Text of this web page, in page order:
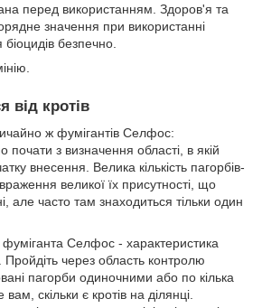
перед використанням. Здоров'я та
значення при використанні
безпечно.
від кротів
ж фумігантів Селфос:
почати з визначення області, в якій
внесення. Велика кількість пагорбів-
великої їх присутності, що
але часто там знаходиться тільки один
фуміганта Селфос - характеристика
через область контролю
пагорби одиночними або по кілька
скільки є кротів на ділянці.